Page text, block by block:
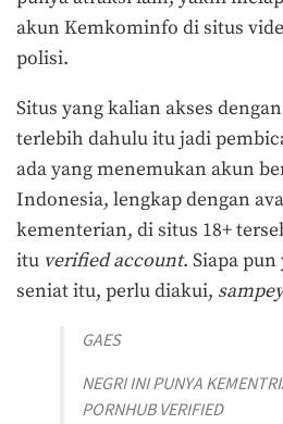
akun Kemkominfo di situs
polisi.
Situs yang kalian akses
terlebih dahulu itu jadi
ada yang menemukan akun
Indonesia, lengkap dengan
kementerian, di situs 18+
itu verified account. Siapa
seniat itu, perlu diakui,
GAES
NEGRI INI PUNYA
PORNHUB VERIFIED